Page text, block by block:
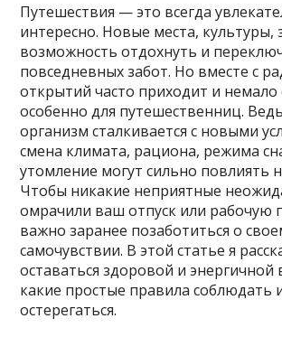
Путешествия — это всегда
интересно. Новые места, культуры,
возможность отдохнуть и
повседневных забот. Но вместе с
открытий часто приходит и немало
особенно для путешественниц.
организм сталкивается с новыми
смена климата, рациона, режима
утомление могут сильно повлиять
Чтобы никакие неприятные
омрачили ваш отпуск или рабочую
важно заранее позаботиться о
самочувствии. В этой статье я
оставаться здоровой и энергичной
какие простые правила соблюдать
остерегаться.